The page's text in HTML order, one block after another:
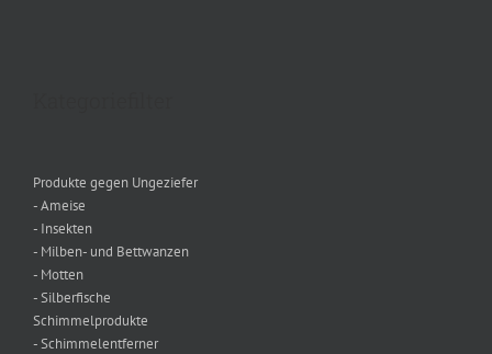
Produkte gegen Ungeziefer
- Ameise
- Insekten
- Milben- und Bettwanzen
- Motten
- Silberfische
Schimmelprodukte
- Schimmelentferner